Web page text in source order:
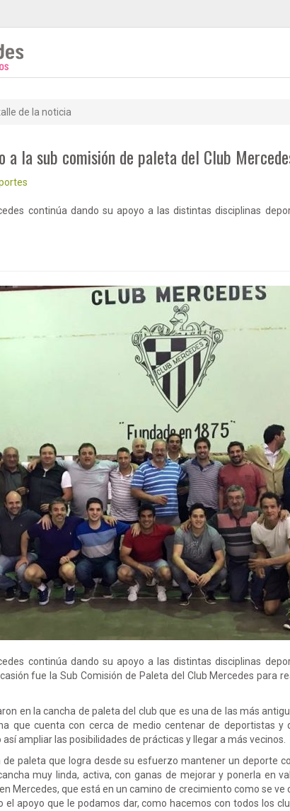
de la noticia
a la sub comisión de paleta del Club
continúa dando su apoyo a las distintas disciplinas
continúa dando su apoyo a las distintas disciplinas
fue la Sub Comisión de Paleta del Club Mercedes para
en la cancha de paleta del club que es una de las más
que cuenta con cerca de medio centenar de deportistas y
ampliar las posibilidades de prácticas y llegar a más vecinos.
de paleta que logra desde su esfuerzo mantener un deporte
muy linda, activa, con ganas de mejorar y ponerla en
Mercedes, que está en un camino de crecimiento como se ve
el apoyo que le podamos dar, como hacemos con todos los